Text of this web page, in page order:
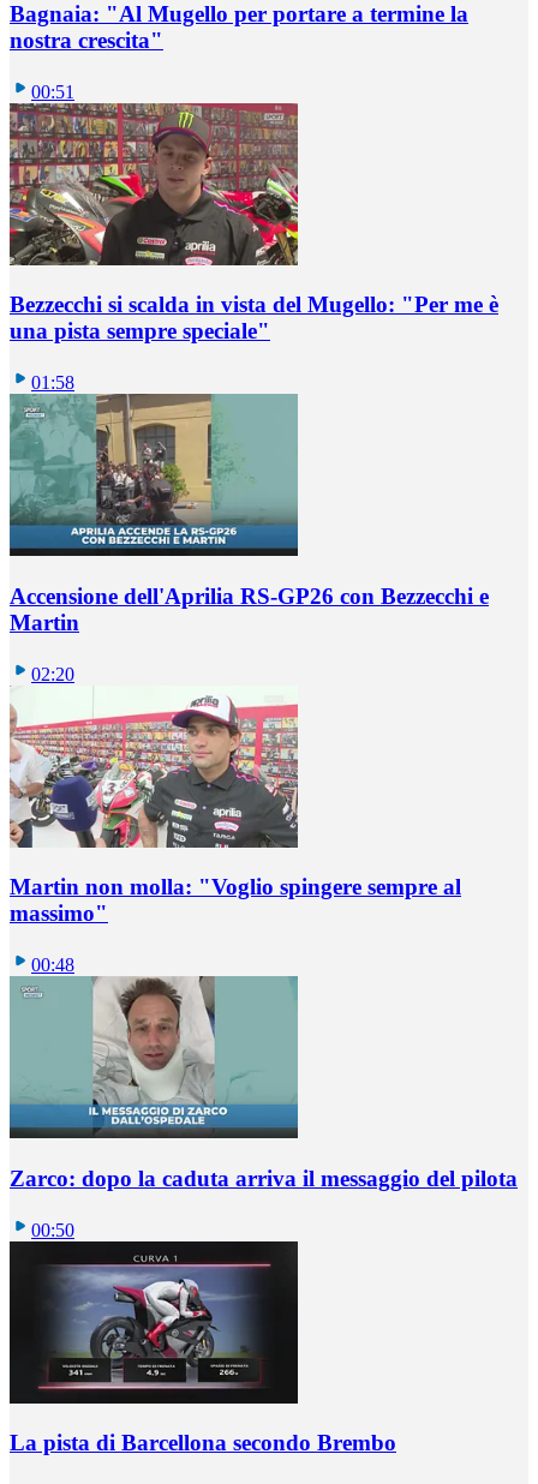
Bagnaia: "Al Mugello per portare a termine la
nostra crescita"
00:51
Bezzecchi si scalda in vista del Mugello: "Per me è
una pista sempre speciale"
01:58
Accensione dell'Aprilia RS-GP26 con Bezzecchi e
Martin
02:20
Martin non molla: "Voglio spingere sempre al
massimo"
00:48
Zarco: dopo la caduta arriva il messaggio del pilota
00:50
La pista di Barcellona secondo Brembo